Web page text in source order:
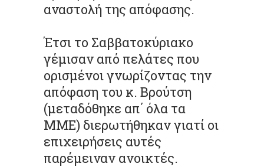
αναστολή της απόφασης.
Έτσι το Σαββατοκύριακο
γέμισαν από πελάτες που
ορισμένοι γνωρίζοντας την
απόφαση του κ. Βρούτση
(μεταδόθηκε απ΄ όλα τα
ΜΜΕ) διερωτήθηκαν γιατί οι
επιχειρήσεις αυτές
παρέμειναν ανοικτές.